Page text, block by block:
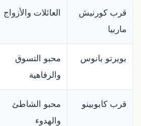
قرب كورنيش
ماربيا
العائلات والأزواج
بويرتو بانوس
محبو التسوق
والرفاهية
قرب كابوبينو
محبو الشاطئ
والهدوء